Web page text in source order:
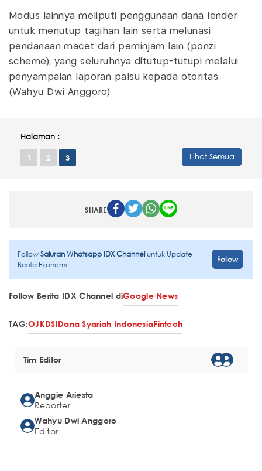
Modus lainnya meliputi penggunaan dana lender
untuk menutup tagihan lain serta melunasi
pendanaan macet dari peminjam lain (ponzi
scheme), yang seluruhnya ditutup-tutupi melalui
penyampaian laporan palsu kepada otoritas.
(Wahyu Dwi Anggoro)
Halaman :
1 2 3 Lihat Semua
SHARE
FollowSaluran Whatsapp IDX Channeluntuk Update
Berita Ekonomi
Follow
Follow Berita IDX Channel diGoogle News
TAG:OJKDSIDana Syariah IndonesiaFintech
Tim Editor
Anggie Ariesta
Reporter
Wahyu Dwi Anggoro
Editor